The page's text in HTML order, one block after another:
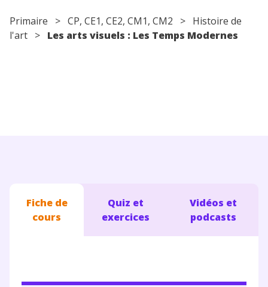
Primaire > CP, CE1, CE2, CM1, CM2 > Histoire de
l'art > Les arts visuels : Les Temps Modernes
Fiche de
cours
Quiz et
exercices
Vidéos et
podcasts